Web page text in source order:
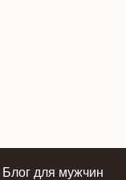
Блог для мужчин